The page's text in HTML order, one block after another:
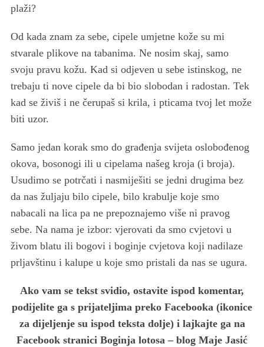
plaži?
Od kada znam za sebe, cipele umjetne kože su mi
stvarale plikove na tabanima. Ne nosim skaj, samo
svoju pravu kožu. Kad si odjeven u sebe istinskog, ne
trebaju ti nove cipele da bi bio slobodan i radostan. Tek
kad se živiš i ne čerupaš si krila, i pticama tvoj let može
biti uzor.
Samo jedan korak smo do građenja svijeta oslobođenog
okova, bosonogi ili u cipelama našeg kroja (i broja).
Usudimo se potrčati i nasmiješiti se jedni drugima bez
da nas žuljaju bilo cipele, bilo krabulje koje smo
nabacali na lica pa ne prepoznajemo više ni pravog
sebe. Na nama je izbor: vjerovati da smo cvjetovi u
živom blatu ili bogovi i boginje cvjetova koji nadilaze
prljavštinu i kalupe u koje smo pristali da nas se ugura.
Ako vam se tekst svidio, ostavite ispod komentar,
podijelite ga s prijateljima preko Facebooka (ikonice
za dijeljenje su ispod teksta dolje) i lajkajte ga na
Facebook stranici Boginja lotosa – blog Maje Jasić